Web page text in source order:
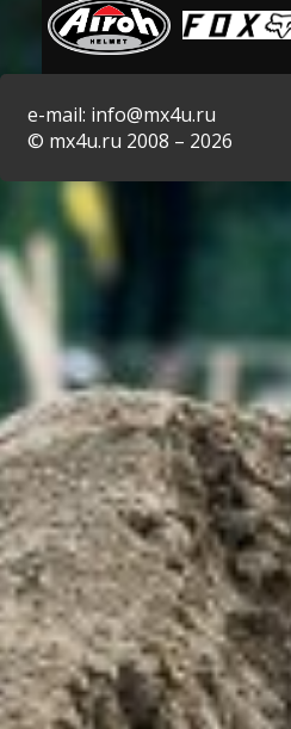
e-mail: info@mx4u.ru
© mx4u.ru 2008 – 2026